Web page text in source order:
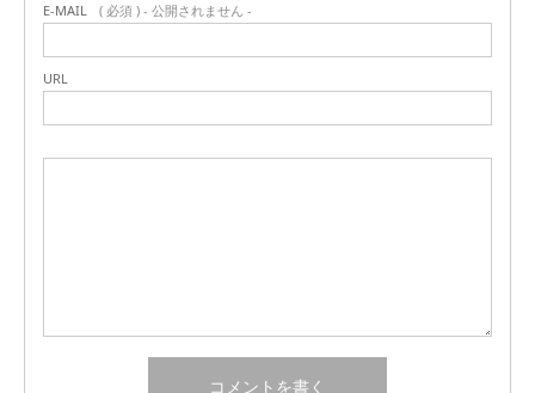
E-MAIL ( 必須 ) - 公開されません -
URL